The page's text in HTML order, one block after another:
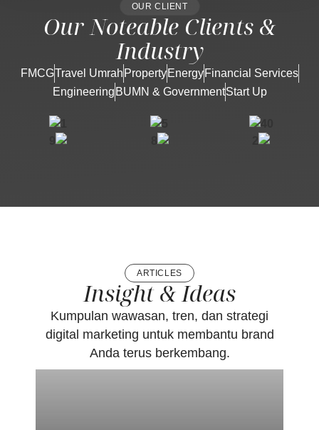
OUR CLIENT
Our Noteable Clients &
Industry
FMCGTravel Umrah Property Energy Financial Services
Engineering BUMN & GovernmentStart Up
ARTICLES
Insight & Ideas
Kumpulan wawasan, tren, dan strategi
digital marketing untuk membantu brand
Anda terus berkembang.